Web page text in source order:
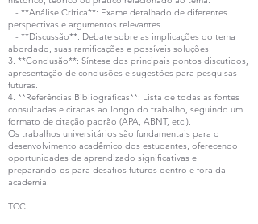
- **Análise Crítica**: Exame detalhado de diferentes
perspectivas e argumentos relevantes.
- **Discussão**: Debate sobre as implicações do tema
abordado, suas ramificações e possíveis soluções.
3. **Conclusão**: Síntese dos principais pontos discutidos,
apresentação de conclusões e sugestões para pesquisas
futuras.
4. **Referências Bibliográficas**: Lista de todas as fontes
consultadas e citadas ao longo do trabalho, seguindo um
formato de citação padrão (APA, ABNT, etc.).
Os trabalhos universitários são fundamentais para o
desenvolvimento acadêmico dos estudantes, oferecendo
oportunidades de aprendizado significativas e
preparando-os para desafios futuros dentro e fora da
academia.
TCC